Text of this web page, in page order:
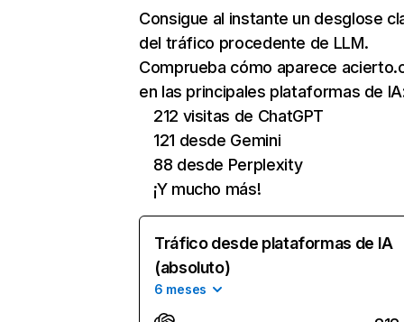
Consigue al instante un desglose
del tráfico procedente de LLM.
Comprueba cómo aparece
en las principales plataformas de
212 visitas de ChatGPT
121 desde Gemini
88 desde Perplexity
¡Y mucho más!
Tráfico desde plataformas de IA
(absoluto)
6 meses